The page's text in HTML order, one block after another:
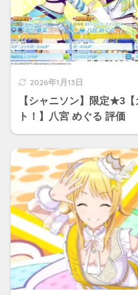
2026年1月13日
【シャニソン】限定★3
ト！】八宮 めぐる 評価